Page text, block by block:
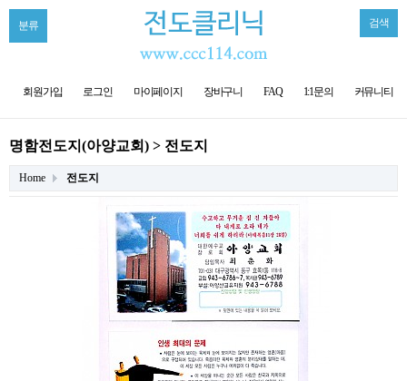
분류 검색
회원가입 로그인 마이페이지 장바구니 FAQ 1:1문의 커뮤니티
명함전도지(아양교회) > 전도지
Home 전도지